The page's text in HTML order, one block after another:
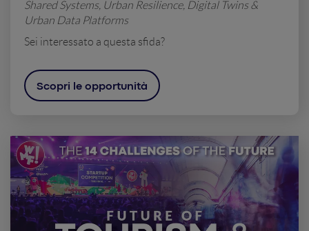
Shared Systems, Urban Resilience, Digital Twins &
Urban Data Platforms
Sei interessato a questa sfida?
Scopri le opportunità